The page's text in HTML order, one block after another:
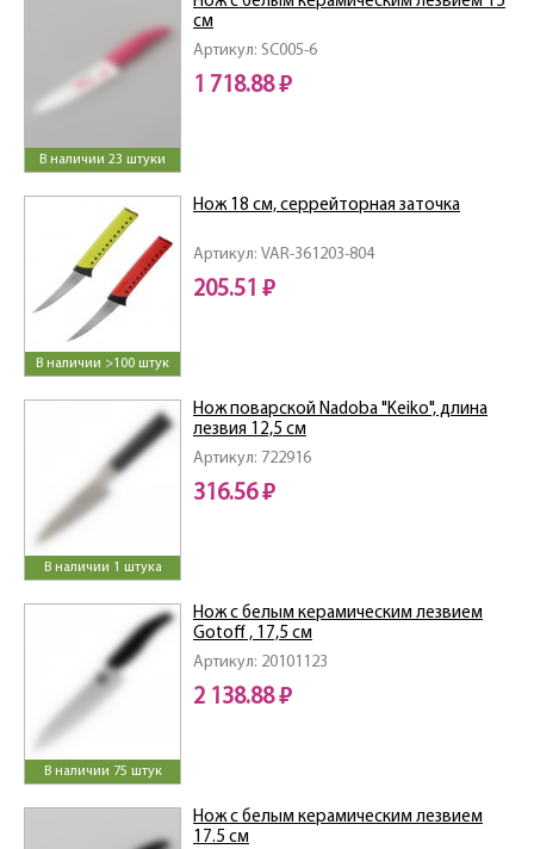
В наличии 23 штуки
Артикул: SC005-6
см
1 718.88 ₽
В наличии >100 штук
Артикул: VAR-361203-804
Нож 18 см, серрейторная заточка
205.51 ₽
В наличии 1 штука
Артикул: 722916
Нож поварской Nadoba "Keiko", длина
лезвия 12,5 см
316.56 ₽
В наличии 75 штук
Артикул: 20101123
Нож с белым керамическим лезвием
Gotoff , 17,5 см
2 138.88 ₽
Нож с белым керамическим лезвием
17.5 см